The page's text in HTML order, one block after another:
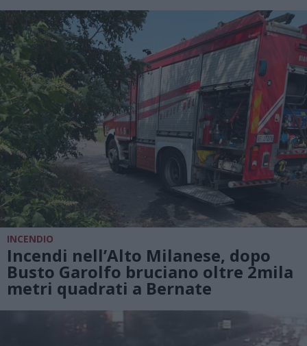
INCENDIO
Incendi nell’Alto Milanese, dopo
Busto Garolfo bruciano oltre 2mila
metri quadrati a Bernate